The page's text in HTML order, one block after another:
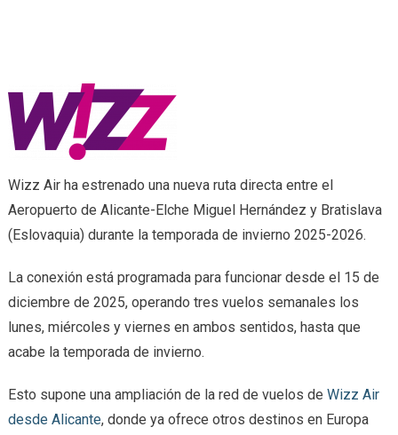
Wizz Air ha estrenado una nueva ruta directa entre el
Aeropuerto de Alicante-Elche Miguel Hernández y Bratislava
(Eslovaquia) durante la temporada de invierno 2025-2026.
La conexión está programada para funcionar desde el 15 de
diciembre de 2025, operando tres vuelos semanales los
lunes, miércoles y viernes en ambos sentidos, hasta que
acabe la temporada de invierno.
Esto supone una ampliación de la red de vuelos de Wizz Air
desde Alicante, donde ya ofrece otros destinos en Europa